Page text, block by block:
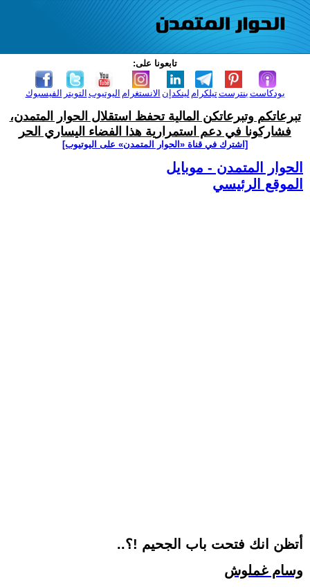
تابعونا على:
الفيسبوك التويتر اليوتيوب الانستغرام لينكدإن تيلكرامبنترست بودكاست
تبرعاتكم وتبرعاتكن المالية تحفظ استقلال الحوار المتمدن،
فشاركونا في دعم استمرارية هذا الفضاء اليساري الحر
[اشترك في قناة ‫«الحوار المتمدن» على اليوتيوب]
الحوار المتمدن - موبايل
الموقع الرئيسي
..أتظن انك فتحت باب الجحيم !؟
وسام غملوش